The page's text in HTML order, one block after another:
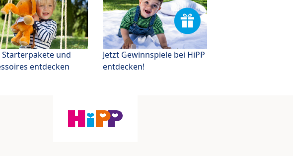
Starterpakete und
entdecken
Jetzt Gewinnspiele bei HiPP
entdecken!